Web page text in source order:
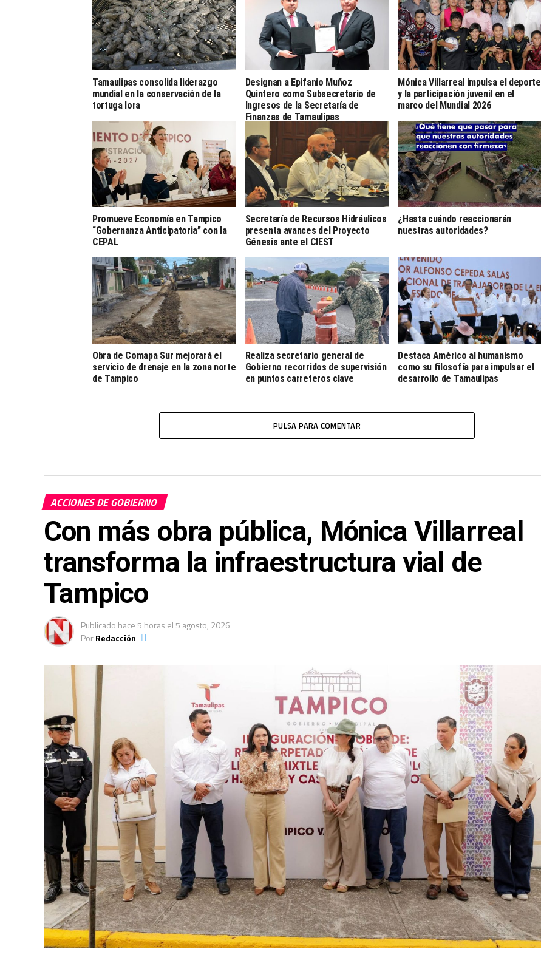
Tamaulipas consolida liderazgo
mundial en la conservación de la
tortuga lora
Designan a Epifanio Muñoz
Quintero como Subsecretario de
Ingresos de la Secretaría de
Finanzas de Tamaulipas
Mónica Villarreal impulsa el deporte
y la participación juvenil en el
marco del Mundial 2026
Promueve Economía en Tampico
“Gobernanza Anticipatoria” con la
CEPAL
Secretaría de Recursos Hidráulicos
presenta avances del Proyecto
Génesis ante el CIEST
¿Hasta cuándo reaccionarán
nuestras autoridades?
Obra de Comapa Sur mejorará el
servicio de drenaje en la zona norte
de Tampico
Realiza secretario general de
Gobierno recorridos de supervisión
en puntos carreteros clave
Destaca Américo al humanismo
como su filosofía para impulsar el
desarrollo de Tamaulipas
PULSA PARA COMENTAR
ACCIONES DE GOBIERNO
Con más obra pública, Mónica Villarreal
transforma la infraestructura vial de
Tampico
Publicado hace 5 horas el5 agosto, 2026
PorRedacción